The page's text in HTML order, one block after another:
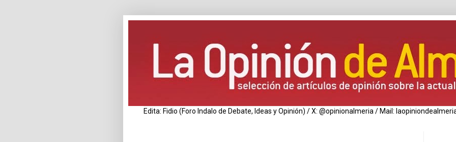
Edita: Fidio (Foro Indalo de Debate, Ideas y Opinión) / X: @opinionalmeria / Mail: